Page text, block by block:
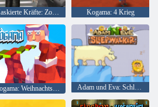
Maskierte Kräfte: Zombie-Überleben Kogama: 4 Krieg
Kogama: Weihnachtsparkour Adam und Eva: Schlafwandler